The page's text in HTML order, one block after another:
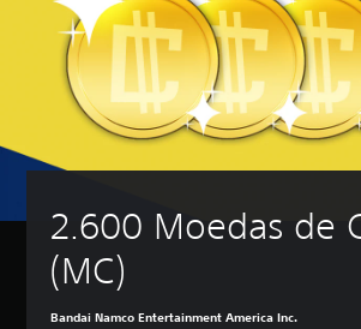
2.600 Moedas de
(MC)
Bandai Namco Entertainment America Inc.